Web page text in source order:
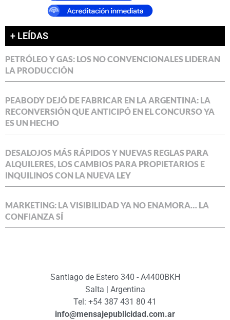
+ LEÍDAS
PETRÓLEO Y GAS: LOS NO CONVENCIONALES LIDERAN
LA PRODUCCIÓN
PEABODY DEJÓ DE FABRICAR EN LA ARGENTINA: LA
RECONVERSIÓN QUE ANTICIPÓ EN EL CONCURSO YA
ES UN HECHO
DESALOJOS MÁS RÁPIDOS Y NUEVAS REGLAS PARA
ALQUILERES, LOS CAMBIOS PARA PROPIETARIOS E
INQUILINOS CON LA NUEVA LEY
MARKETING: LA VISIBILIDAD YA NO ENAMORA… LA
CONFIANZA SÍ
Santiago de Estero 340 - A4400BKH
Salta | Argentina
Tel: +54 387 431 80 41
info@mensajepublicidad.com.ar